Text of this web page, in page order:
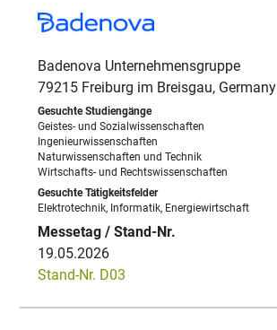
Badenova Unternehmensgruppe
79215 Freiburg im Breisgau, Germany
Geistes- und Sozialwissenschaften
Ingenieurwissenschaften
Naturwissenschaften und Technik
Wirtschafts- und Rechtswissenschaften
Elektrotechnik, Informatik, Energiewirtschaft
19.05.2026
Stand-Nr. D03